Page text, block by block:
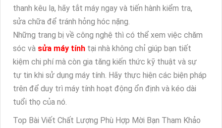
thanh kêu lạ, hãy tắt máy ngay và tiến hành kiểm tra,
sửa chữa để tránh hỏng hóc nặng.
Những trang bị về công nghệ thì có thể xem việc chăm
sóc và sửa máy tính tại nhà không chỉ giúp bạn tiết
kiệm chi phí mà còn gia tăng kiến thức kỹ thuật và sự
tự tin khi sử dụng máy tính. Hãy thực hiện các biện pháp
trên để duy trì máy tính hoạt động ổn định và kéo dài
tuổi thọ của nó.
Top Bài Viết Chất Lượng Phù Hợp Mời Bạn Tham Khảo